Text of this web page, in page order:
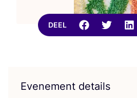
DEEL
Evenement details